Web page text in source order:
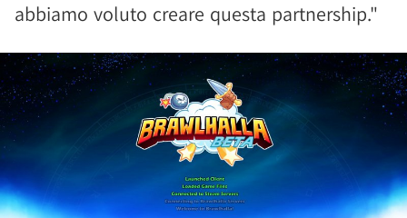
abbiamo voluto creare questa partnership."